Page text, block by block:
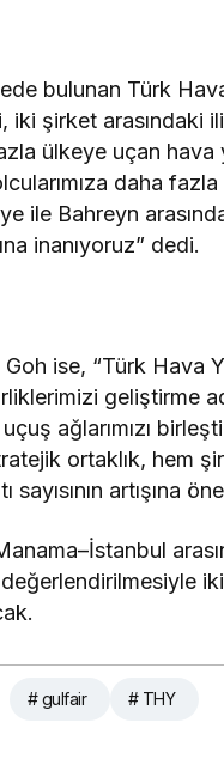
bulunan Türk
şirket arasındaki
ülkeye uçan
daha
ile Bahreyn
inanıyoruz” dedi.
Goh ise, “Türk Hava
geliştirme
ağlarımızı
ortaklık, hem
sayısının artışına
# gulfair # THY